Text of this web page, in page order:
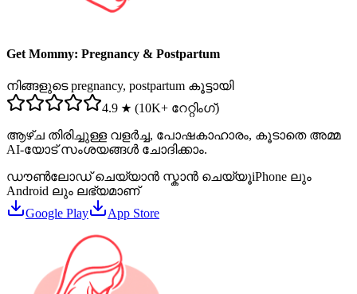
Get Mommy: Pregnancy & Postpartum
നിങ്ങളുടെ pregnancy, postpartum കൂട്ടായി
4.9 ★ (10K+ റേറ്റിംഗ്)
ആഴ്ച തിരിച്ചുള്ള വളർച്ച, പോഷകാഹാരം, കൂടാതെ അമ്മ
AI-യോട് സംശയങ്ങൾ ചോദിക്കാം.
ഡൗൺലോഡ് ചെയ്യാൻ സ്കാൻ ചെയ്യൂiPhone ലും
Android ലും ലഭ്യമാണ്
Google Play
App Store